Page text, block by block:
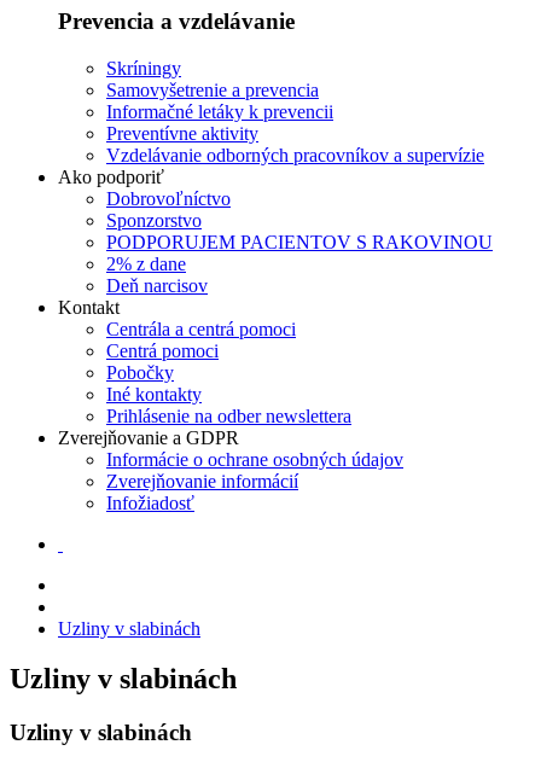
Prevencia a vzdelávanie
Skríningy
Samovyšetrenie a prevencia
Informačné letáky k prevencii
Preventívne aktivity
Vzdelávanie odborných pracovníkov a supervízie
Ako podporiť
Dobrovoľníctvo
Sponzorstvo
PODPORUJEM PACIENTOV S RAKOVINOU
2% z dane
Deň narcisov
Kontakt
Centrála a centrá pomoci
Centrá pomoci
Pobočky
Iné kontakty
Prihlásenie na odber newslettera
Zverejňovanie a GDPR
Informácie o ochrane osobných údajov
Zverejňovanie informácií
Infožiadosť
Uzliny v slabinách
Uzliny v slabinách
Uzliny v slabinách